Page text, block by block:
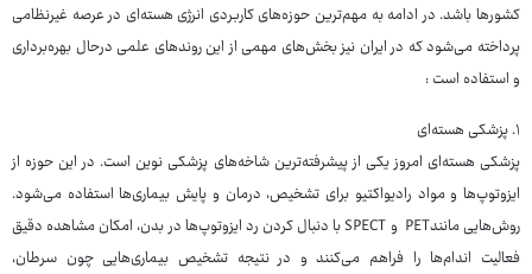
کشورها باشد. در ادامه به مهم‌ترین حوزه‌های کاربردی انرژی هسته‌ای در عرصه غیرنظامی
پرداخته می‌شود که در ایران نیز بخش‌های مهمی از این روندهای علمی درحال بهره‌برداری
و استفاده است :
۱. پزشکی هسته‌ای
پزشکی هسته‌ای امروز یکی از پیشرفته‌ترین شاخه‌های پزشکی نوین است. در این حوزه از
ایزوتوپ‌ها و مواد رادیواکتیو برای تشخیص، درمان و پایش بیماری‌ها استفاده می‌شود.
روش‌هایی مانندPET و SPECT با دنبال کردن رد ایزوتوپ‌ها در بدن، امکان مشاهده‌ دقیق
فعالیت اندام‌ها را فراهم می‌کنند و در نتیجه تشخیص بیماری‌هایی چون سرطان،